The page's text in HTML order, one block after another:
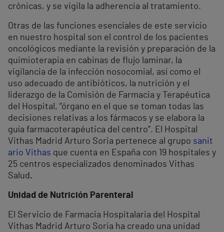
crónicas, y se vigila la adherencia al tratamiento.
Otras de las funciones esenciales de este servicio
en nuestro hospital son el control de los pacientes
oncológicos mediante la revisión y preparación de la
quimioterapia en cabinas de flujo laminar, la
vigilancia de la infección nosocomial, así como el
uso adecuado de antibióticos, la nutrición y el
liderazgo de la Comisión de Farmacia y Terapéutica
del Hospital, “órgano en el que se toman todas las
decisiones relativas a los fármacos y se elabora la
guía farmacoterapéutica del centro”. El Hospital
Vithas Madrid Arturo Soria pertenece al grupo sanit
ario Vithas que cuenta en España con 19 hospitales y
25 centros especializados denominados Vithas
Salud .
Unidad de Nutrición Parenteral
El Servicio de Farmacia Hospitalaria del Hospital
Vithas Madrid Arturo Soria ha creado una unidad